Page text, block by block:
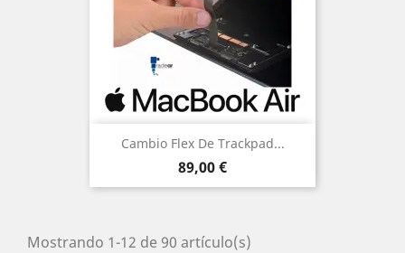
Cambio Flex De Trackpad...
Precio
89,00 €
Mostrando 1-12 de 90 artículo(s)